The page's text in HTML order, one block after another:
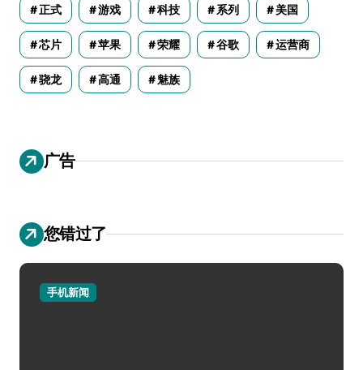
正式 游戏 科技 系列 美国
芯片 苹果 荣耀 谷歌 运营商
骁龙 高通 魅族
广告
您错过了
手机新闻